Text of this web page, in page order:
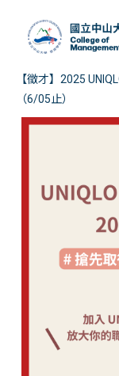
【徵才】2025
（6/05止）